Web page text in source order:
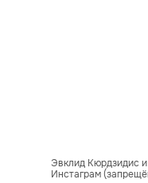
Эвклид Кюрдзидис
Инстаграм